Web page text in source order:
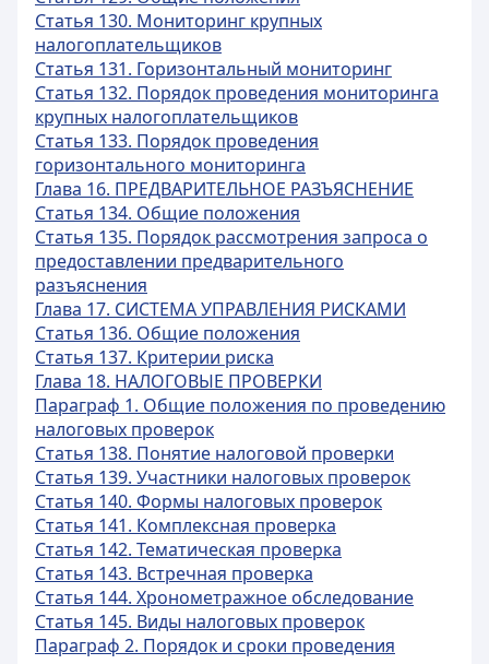
Статья 130. Мониторинг крупных
налогоплательщиков
Статья 131. Горизонтальный мониторинг
Статья 132. Порядок проведения мониторинга
крупных налогоплательщиков
Статья 133. Порядок проведения
горизонтального мониторинга
Глава 16. ПРЕДВАРИТЕЛЬНОЕ РАЗЪЯСНЕНИЕ
Статья 134. Общие положения
Статья 135. Порядок рассмотрения запроса о
предоставлении предварительного
разъяснения
Глава 17. СИСТЕМА УПРАВЛЕНИЯ РИСКАМИ
Статья 136. Общие положения
Статья 137. Критерии риска
Глава 18. НАЛОГОВЫЕ ПРОВЕРКИ
Параграф 1. Общие положения по проведению
налоговых проверок
Статья 138. Понятие налоговой проверки
Статья 139. Участники налоговых проверок
Статья 140. Формы налоговых проверок
Статья 141. Комплексная проверка
Статья 142. Тематическая проверка
Статья 143. Встречная проверка
Статья 144. Хронометражное обследование
Статья 145. Виды налоговых проверок
Параграф 2. Порядок и сроки проведения